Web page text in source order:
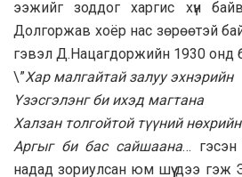
ээжийг зоддог харгис хүн
Долгоржав хоёр нас зөрөөтэй
гэвэл Д.Нацагдоржийн 1930 онд
\”Хар малгайтай залуу эхнэрийн
Үзэсгэлэнг би ихэд магтана
Халзан толгойтой түүний нөхрийн
Аргыг би бас сайшаана… гэсэн
надад зориулсан юм шүү дээ